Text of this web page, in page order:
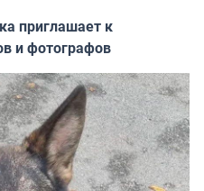
приглашает к
и фотографов